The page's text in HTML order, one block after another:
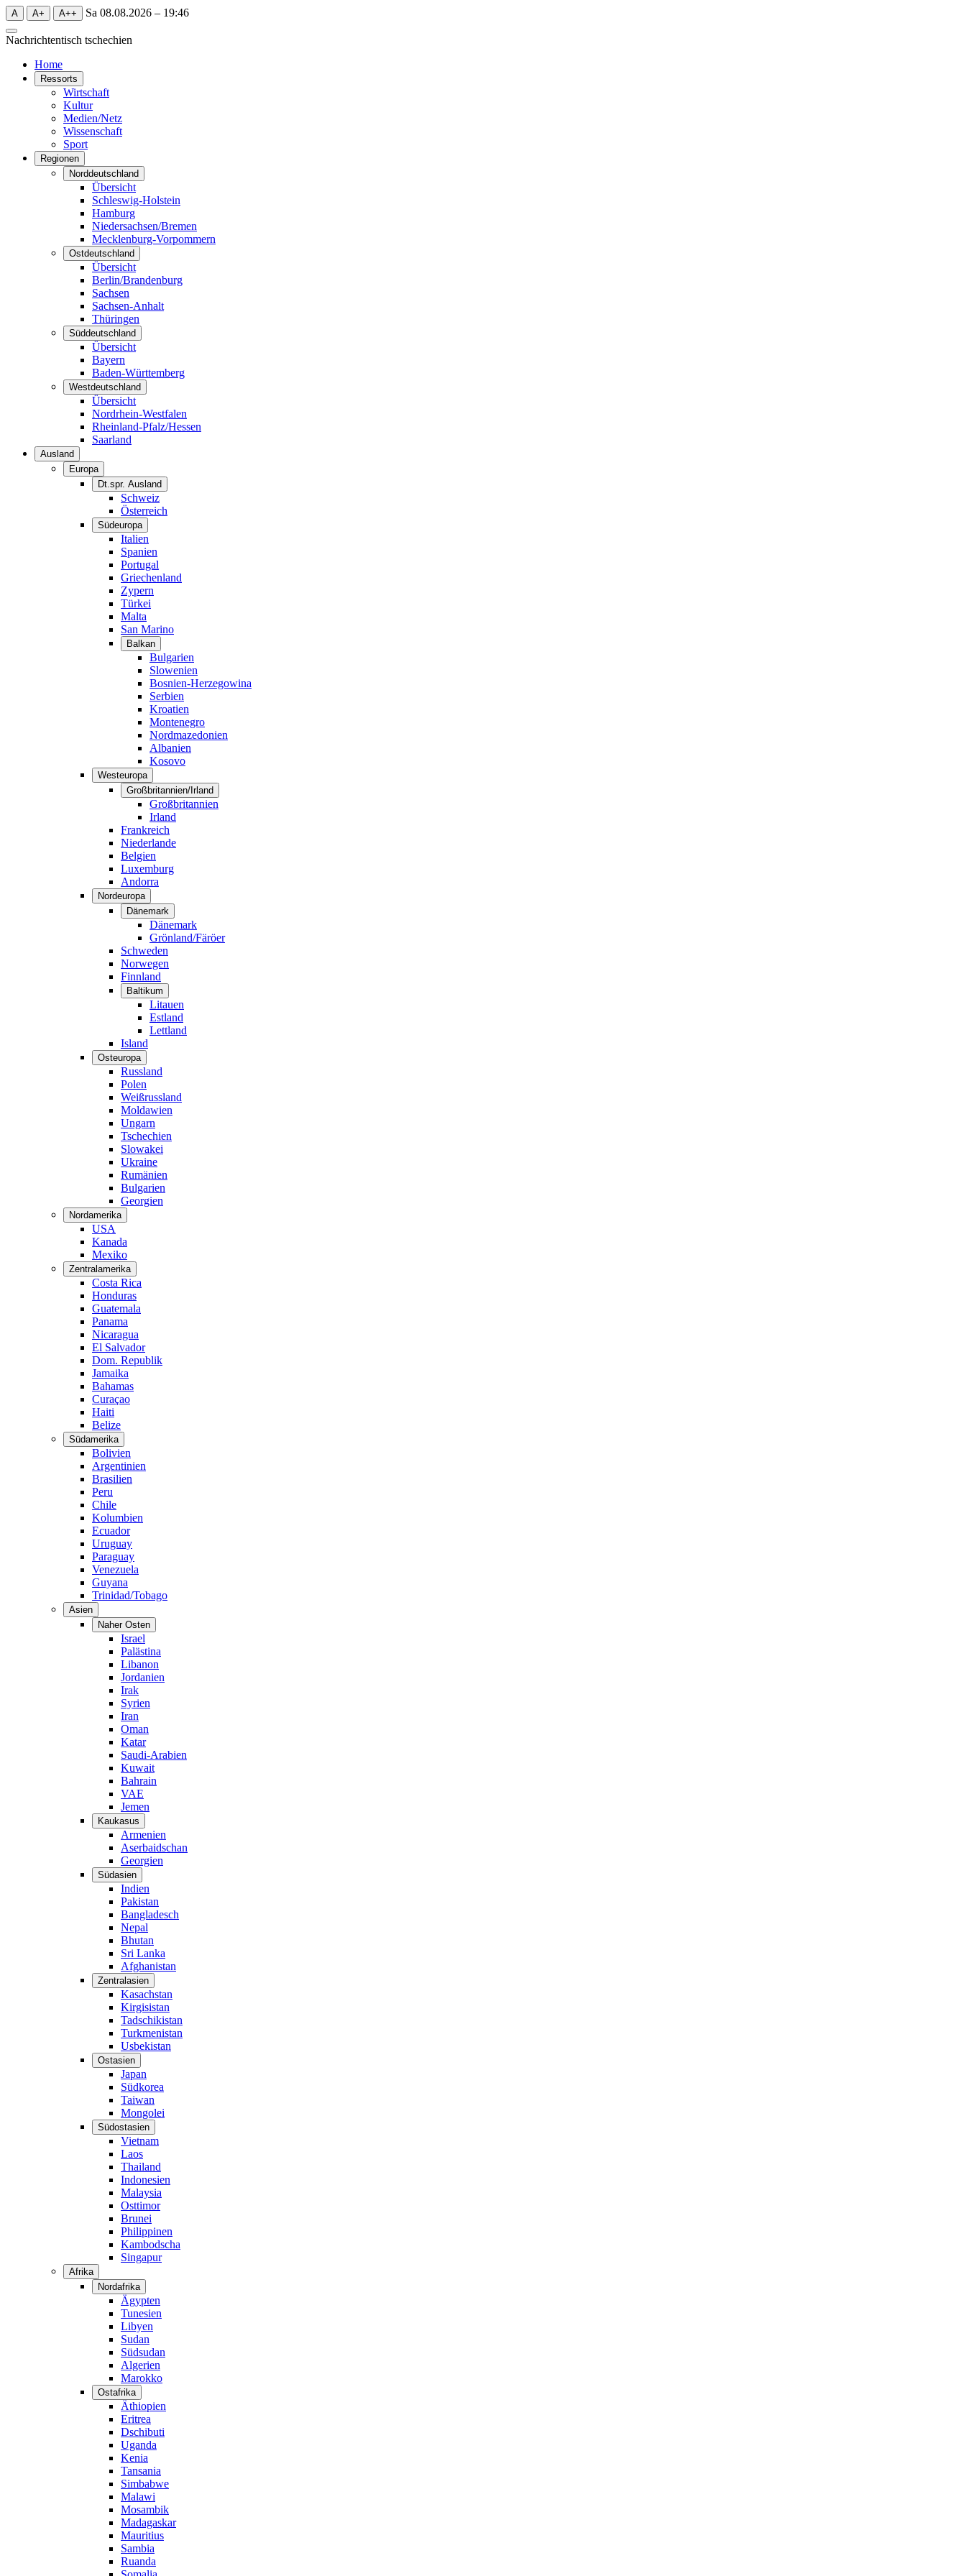
A A+ A++ Sa 08.08.2026 – 19:46
Nachrichtentisch tschechien
Home
Ressorts
Wirtschaft
Kultur
Medien/Netz
Wissenschaft
Sport
Regionen
Norddeutschland
Übersicht
Schleswig-Holstein
Hamburg
Niedersachsen/Bremen
Mecklenburg-Vorpommern
Ostdeutschland
Übersicht
Berlin/Brandenburg
Sachsen
Sachsen-Anhalt
Thüringen
Süddeutschland
Übersicht
Bayern
Baden-Württemberg
Westdeutschland
Übersicht
Nordrhein-Westfalen
Rheinland-Pfalz/Hessen
Saarland
Ausland
Europa
Dt.spr. Ausland
Schweiz
Österreich
Südeuropa
Italien
Spanien
Portugal
Griechenland
Zypern
Türkei
Malta
San Marino
Balkan
Bulgarien
Slowenien
Bosnien-Herzegowina
Serbien
Kroatien
Montenegro
Nordmazedonien
Albanien
Kosovo
Westeuropa
Großbritannien/Irland
Großbritannien
Irland
Frankreich
Niederlande
Belgien
Luxemburg
Andorra
Nordeuropa
Dänemark
Dänemark
Grönland/Färöer
Schweden
Norwegen
Finnland
Baltikum
Litauen
Estland
Lettland
Island
Osteuropa
Russland
Polen
Weißrussland
Moldawien
Ungarn
Tschechien
Slowakei
Ukraine
Rumänien
Bulgarien
Georgien
Nordamerika
USA
Kanada
Mexiko
Zentralamerika
Costa Rica
Honduras
Guatemala
Panama
Nicaragua
El Salvador
Dom. Republik
Jamaika
Bahamas
Curaçao
Haiti
Belize
Südamerika
Bolivien
Argentinien
Brasilien
Peru
Chile
Kolumbien
Ecuador
Uruguay
Paraguay
Venezuela
Guyana
Trinidad/Tobago
Asien
Naher Osten
Israel
Palästina
Libanon
Jordanien
Irak
Syrien
Iran
Oman
Katar
Saudi-Arabien
Kuwait
Bahrain
VAE
Jemen
Kaukasus
Armenien
Aserbaidschan
Georgien
Südasien
Indien
Pakistan
Bangladesch
Nepal
Bhutan
Sri Lanka
Afghanistan
Zentralasien
Kasachstan
Kirgisistan
Tadschikistan
Turkmenistan
Usbekistan
Ostasien
Japan
Südkorea
Taiwan
Mongolei
Südostasien
Vietnam
Laos
Thailand
Indonesien
Malaysia
Osttimor
Brunei
Philippinen
Kambodscha
Singapur
Afrika
Nordafrika
Ägypten
Tunesien
Libyen
Sudan
Südsudan
Algerien
Marokko
Ostafrika
Äthiopien
Eritrea
Dschibuti
Uganda
Kenia
Tansania
Simbabwe
Malawi
Mosambik
Madagaskar
Mauritius
Sambia
Ruanda